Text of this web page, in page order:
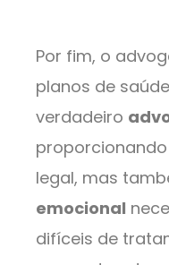
Por fim, o
planos de
verdadeiro
legal, mas
emocional
difíceis de